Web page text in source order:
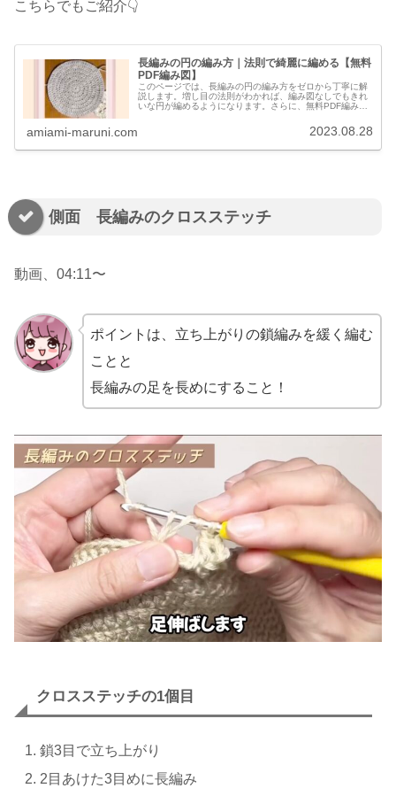
こちらでもご紹介👇
長編みの円の編み方｜法則で綺麗に編める【無料
PDF編み図】
このページでは、長編みの円の編み方をゼロから丁寧に解
説します。増し目の法則がわかれば、編み図なしでもきれ
いな円が編めるようになります。さらに、無料PDF編み図
amiami-maruni.com 2023.08.28
側面 長編みのクロスステッチ
動画、04:11〜
ポイントは、立ち上がりの鎖編みを緩く編む
ことと
長編みの足を長めにすること！
クロスステッチの1個目
鎖3目で立ち上がり
2目あけた3目めに長編み